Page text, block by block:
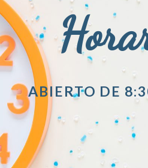
ABIERTO DE